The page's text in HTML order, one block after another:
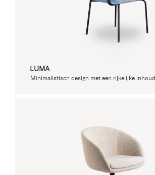
LUMA
Minimalistisch design met een rijkelijke inhoud